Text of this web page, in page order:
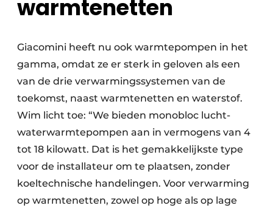
warmtenetten
Giacomini heeft nu ook warmtepompen in het
gamma, omdat ze er sterk in geloven als een
van de drie verwarmingssystemen van de
toekomst, naast warmtenetten en waterstof.
Wim licht toe: “We bieden monobloc lucht-
waterwarmtepompen aan in vermogens van 4
tot 18 kilowatt. Dat is het gemakkelijkste type
voor de installateur om te plaatsen, zonder
koeltechnische handelingen. Voor verwarming
op warmtenetten, zowel op hoge als op lage